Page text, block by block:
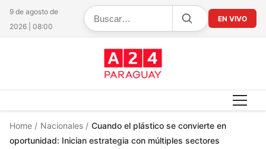
9 de agosto de
2026 | 08:00
EN VIVO
Home / Nacionales / Cuando el plástico se convierte en
oportunidad: Inician estrategia con múltiples sectores